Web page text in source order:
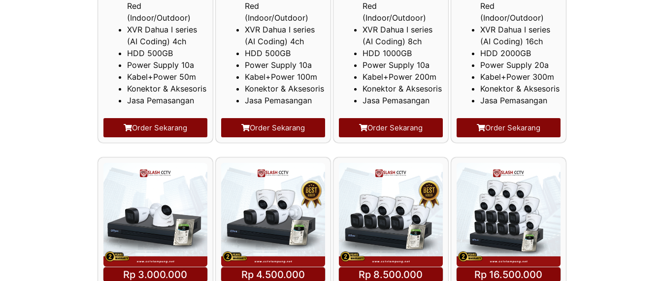
Red
(Indoor/Outdoor)
XVR Dahua I series
(AI Coding) 4ch
HDD 500GB
Power Supply 10a
Kabel+Power 50m
Konektor & Aksesoris
Jasa Pemasangan
Order Sekarang
Red
(Indoor/Outdoor)
XVR Dahua I series
(AI Coding) 4ch
HDD 500GB
Power Supply 10a
Kabel+Power 100m
Konektor & Aksesoris
Jasa Pemasangan
Order Sekarang
Red
(Indoor/Outdoor)
XVR Dahua I series
(AI Coding) 8ch
HDD 1000GB
Power Supply 10a
Kabel+Power 200m
Konektor & Aksesoris
Jasa Pemasangan
Order Sekarang
Red
(Indoor/Outdoor)
XVR Dahua I series
(AI Coding) 16ch
HDD 2000GB
Power Supply 20a
Kabel+Power 300m
Konektor & Aksesoris
Jasa Pemasangan
Order Sekarang
Rp 3.000.000 Rp 4.500.000 Rp 8.500.000 Rp 16.500.000